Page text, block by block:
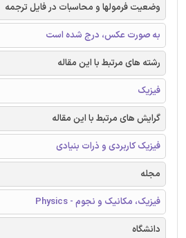
وضعیت فرمولها و محاسبات در فایل ترجمه
به صورت عکس، درج شده است
رشته های مرتبط با این مقاله
فیزیک
گرایش های مرتبط با این مقاله
فیزیک کاربردی و ذرات بنیادی
مجله
فیزیک، مکانیک و نجوم - Physics
دانشگاه